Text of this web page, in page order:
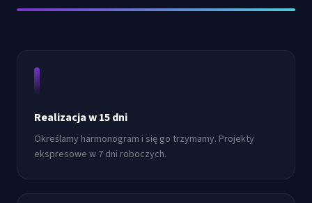
Realizacja w 15 dni
Określamy harmonogram i się go trzymamy. Projekty
ekspresowe w 7 dni roboczych.